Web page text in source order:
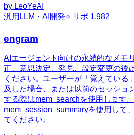
by LeoYeAI
汎用 LLM・AI開発⭐ リポ 1,982
engram
AIエージェント向けの永続的なメモ
正、意思決定、発見、設定変更の後
ください。ユーザーが「覚えている
及した場合、または以前のセッショ
する際はmem_searchを使用します
mem_session_summaryを使用して
てください。